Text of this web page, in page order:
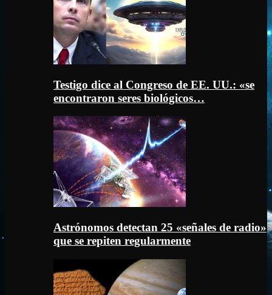
Testigo dice al Congreso de EE. UU.: «se
encontraron seres biológicos…
Astrónomos detectan 25 «señales de radio»
que se repiten regularmente